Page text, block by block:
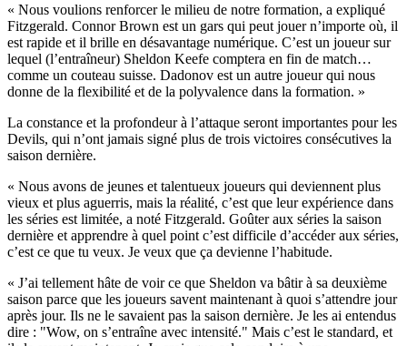
« Nous voulions renforcer le milieu de notre formation, a expliqué
Fitzgerald. Connor Brown est un gars qui peut jouer n’importe où, il
est rapide et il brille en désavantage numérique. C’est un joueur sur
lequel (l’entraîneur) Sheldon Keefe comptera en fin de match…
comme un couteau suisse. Dadonov est un autre joueur qui nous
donne de la flexibilité et de la polyvalence dans la formation. »
La constance et la profondeur à l’attaque seront importantes pour les
Devils, qui n’ont jamais signé plus de trois victoires consécutives la
saison dernière.
« Nous avons de jeunes et talentueux joueurs qui deviennent plus
vieux et plus aguerris, mais la réalité, c’est que leur expérience dans
les séries est limitée, a noté Fitzgerald. Goûter aux séries la saison
dernière et apprendre à quel point c’est difficile d’accéder aux séries,
c’est ce que tu veux. Je veux que ça devienne l’habitude.
« J’ai tellement hâte de voir ce que Sheldon va bâtir à sa deuxième
saison parce que les joueurs savent maintenant à quoi s’attendre jour
après jour. Ils ne le savaient pas la saison dernière. Je les ai entendus
dire : "Wow, on s’entraîne avec intensité." Mais c’est le standard, et